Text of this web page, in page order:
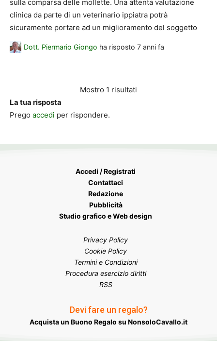
sulla comparsa delle mollette. Una attenta valutazione
clinica da parte di un veterinario ippiatra potrà
sicuramente portare ad un miglioramento del soggetto
Dott. Piermario Giongo ha risposto 7 anni fa
Mostro 1 risultati
La tua risposta
Prego accedi per rispondere.
Accedi / Registrati
Contattaci
Redazione
Pubblicità
Studio grafico e Web design
Privacy Policy
Cookie Policy
Termini e Condizioni
Procedura esercizio diritti
RSS
Devi fare un regalo?
Acquista un Buono Regalo su NonsoloCavallo.it